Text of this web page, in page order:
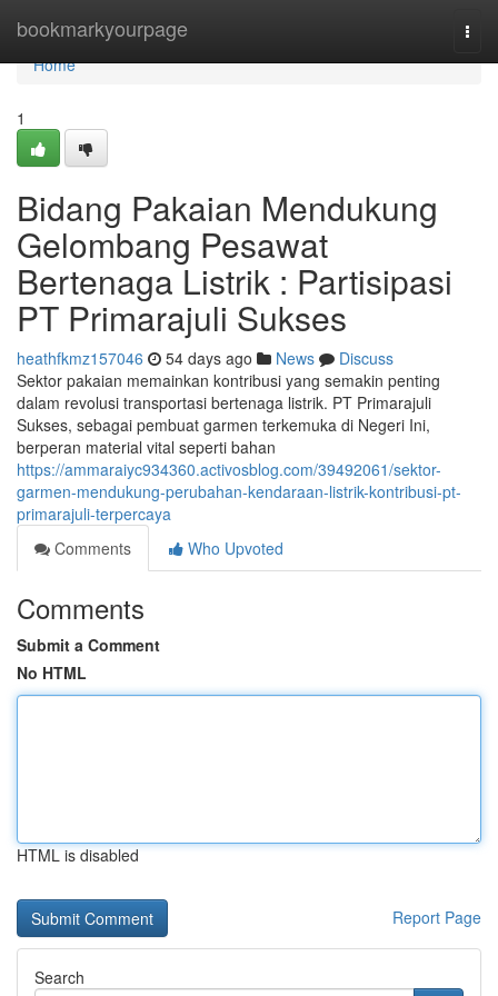
bookmarkyourpage
Home
Home
1
Bidang Pakaian Mendukung
Gelombang Pesawat
Bertenaga Listrik : Partisipasi
PT Primarajuli Sukses
heathfkmz157046 54 days ago News
Discuss
Sektor pakaian memainkan kontribusi yang semakin penting
dalam revolusi transportasi bertenaga listrik. PT Primarajuli
Sukses, sebagai pembuat garmen terkemuka di Negeri Ini,
berperan material vital seperti bahan
https://ammaraiyc934360.activosblog.com/39492061/sektor-
garmen-mendukung-perubahan-kendaraan-listrik-kontribusi-pt-
primarajuli-terpercaya
Comments
Who Upvoted
Comments
Submit a Comment
No HTML
HTML is disabled
Report Page
Search